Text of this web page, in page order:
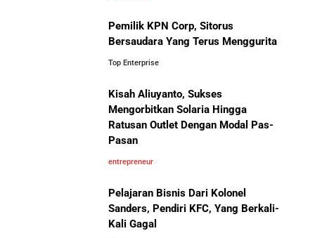
Pemilik KPN Corp, Sitorus
Bersaudara Yang Terus Menggurita
Top Enterprise
Kisah Aliuyanto, Sukses
Mengorbitkan Solaria Hingga
Ratusan Outlet Dengan Modal Pas-
Pasan
entrepreneur
Pelajaran Bisnis Dari Kolonel
Sanders, Pendiri KFC, Yang Berkali-
Kali Gagal